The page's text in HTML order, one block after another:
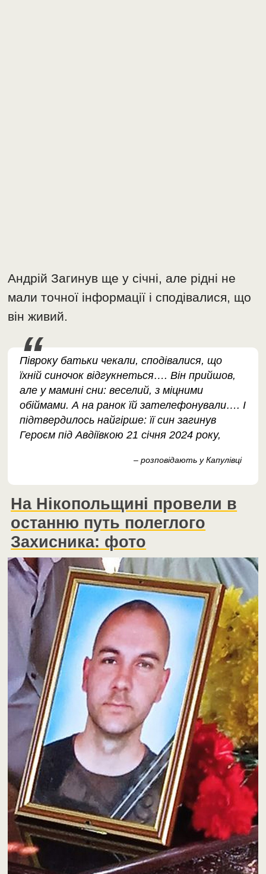
Андрій Загинув ще у січні, але рідні не
мали точної інформації і сподівалися, що
він живий.
Півроку батьки чекали, сподівалися, що
їхній синочок відгукнеться…. Він прийшов,
але у мамині сни: веселий, з міцними
обіймами. А на ранок їй зателефонували…. І
підтвердилось найгірше: її син загинув
Героєм під Авдіївкою 21 січня 2024 року,
– розповідають у Капулівці
На Нікопольщині провели в
останню путь полеглого
Захисника: фото